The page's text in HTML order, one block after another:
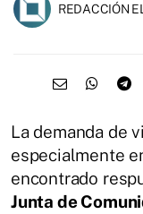
REDACCIÓN
La demanda de
especialmente
encontrado
Junta de